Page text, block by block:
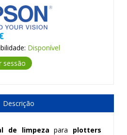
Disponível
sessão
Descrição
de limpeza para plotters